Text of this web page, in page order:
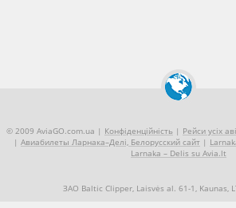
© 2009 AviaGO.com.ua | Конфіденційність | Рейси усіх
| Авиабилеты Ларнака–Делі, Белорусский сайт |
Larnaka – Delis su Avia.lt
ЗАО Baltic Clipper, Laisvės al. 61-1, Kaunas,